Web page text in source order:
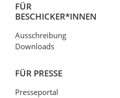
FÜR
BESCHICKER*INNEN
Ausschreibung
Downloads
FÜR PRESSE
Presseportal